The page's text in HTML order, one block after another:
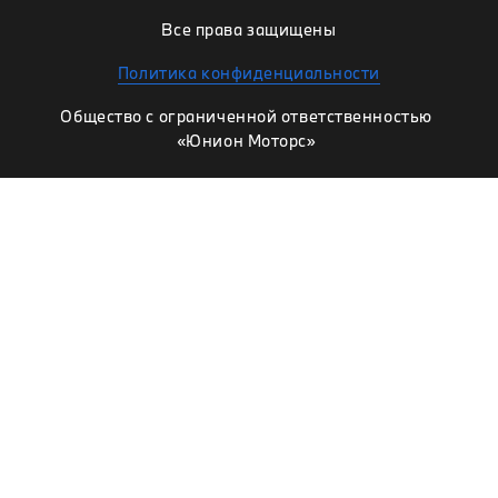
Все права защищены
Политика конфиденциальности
Общество с ограниченной ответственностью
«Юнион Моторс»